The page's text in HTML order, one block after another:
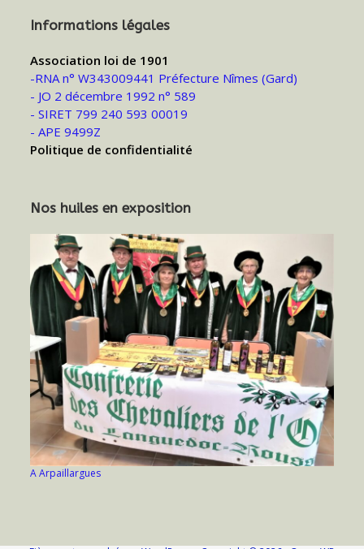
Informations légales
Association loi de 1901
-RNA n° W343009441 Préfecture Nîmes (Gard)
- JO 2 décembre 1992 n° 589
- SIRET 799 240 593 00019
- APE 9499Z
Politique de confidentialité
Nos huiles en exposition
A Arpaillargues